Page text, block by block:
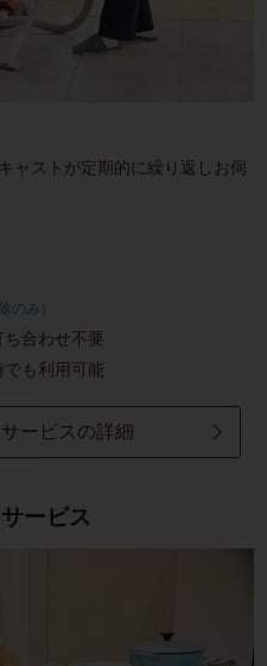
ャストが定期的に繰り返しお伺
のみ）
合わせ不要
も利用可能
ービスの詳細
ービス